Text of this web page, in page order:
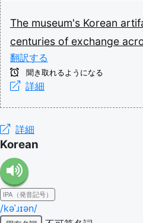
The museum's Korean
centuries of exchange
翻訳する
聞き取れるようになる
詳細
詳細
Korean
IPA（発音記号）
/kəˈɹɪən/